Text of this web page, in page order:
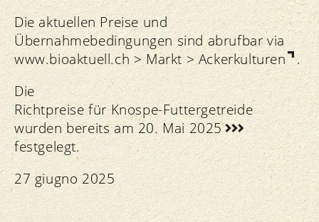
Die aktuellen Preise und
Übernahmebedingungen sind abrufbar via
www.bioaktuell.ch > Markt > Ackerkulturen
.
Die
Richtpreise für Knospe-Futtergetreide
wurden bereits am 20. Mai 2025
festgelegt.
27 giugno 2025